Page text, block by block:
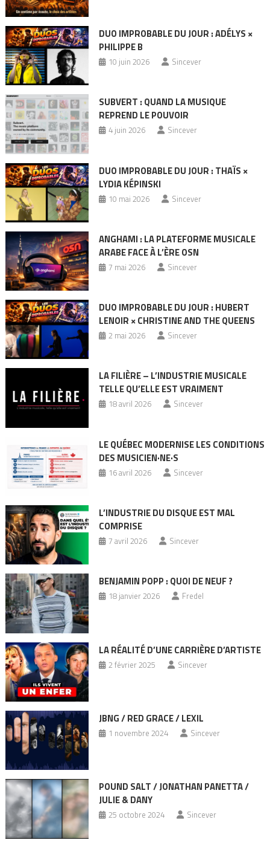
DUO IMPROBABLE DU JOUR : ADÉLYS ×
PHILIPPE B
10 juin 2026 Sincever
SUBVERT : QUAND LA MUSIQUE
REPREND LE POUVOIR
4 juin 2026 Sincever
DUO IMPROBABLE DU JOUR : THAÏS ×
LYDIA KÉPINSKI
10 mai 2026 Sincever
ANGHAMI : LA PLATEFORME MUSICALE
ARABE FACE À L’ÈRE OSN
7 mai 2026 Sincever
DUO IMPROBABLE DU JOUR : HUBERT
LENOIR × CHRISTINE AND THE QUEENS
2 mai 2026 Sincever
LA FILIÈRE – L’INDUSTRIE MUSICALE
TELLE QU’ELLE EST VRAIMENT
18 avril 2026 Sincever
LE QUÉBEC MODERNISE LES CONDITIONS
DES MUSICIEN·NE·S
16 avril 2026 Sincever
L’INDUSTRIE DU DISQUE EST MAL
COMPRISE
7 avril 2026 Sincever
BENJAMIN POPP : QUOI DE NEUF ?
18 janvier 2026 Fredel
LA RÉALITÉ D’UNE CARRIÈRE D’ARTISTE
2 février 2025 Sincever
JBNG / RED GRACE / LEXIL
1 novembre 2024 Sincever
POUND SALT / JONATHAN PANETTA /
JULIE & DANY
25 octobre 2024 Sincever